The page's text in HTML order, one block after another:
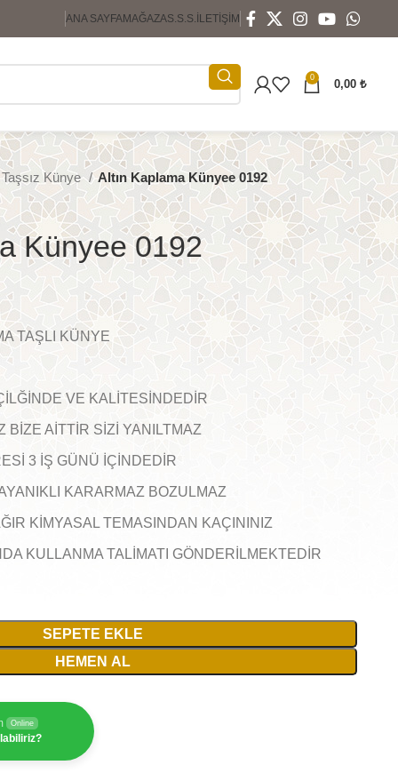
ANA SAYFAMAĞAZAS.S.S. İLETIŞIM
0
0,00 ₺
Taşsız Künye Altın Kaplama Künyee 0192
Künyee 0192
TAŞLI KÜNYE
VE KALİTESİNDEDİR
BİZE AİTTİR SİZİ YANILTMAZ
3 İŞ GÜNÜ İÇİNDEDİR
KARARMAZ BOZULMAZ
KİMYASAL TEMASINDAN KAÇININIZ
KULLANMA TALİMATI GÖNDERİLMEKTEDİR
SEPETE EKLE
HEMEN AL
Online